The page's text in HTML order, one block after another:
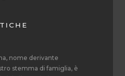
nome derivante
stemma di famiglia, è